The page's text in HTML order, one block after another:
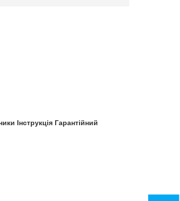
Інструкція Гарантійний